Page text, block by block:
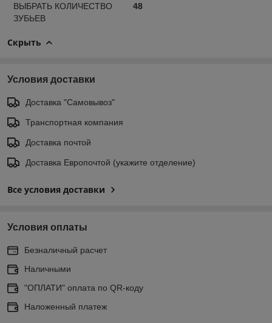
ВЫБРАТЬ КОЛИЧЕСТВО
ЗУБЬЕВ
48
Скрыть
Условия доставки
Доставка "Самовывоз"
Транспортная компания
Доставка почтой
Доставка Европочтой (укажите отделение)
Все условия доставки
Условия оплаты
Безналичный расчет
Наличными
"ОПЛАТИ" оплата по QR-коду
Наложенный платеж